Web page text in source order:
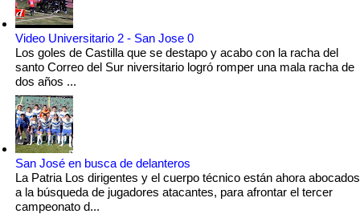
Video Universitario 2 - San Jose 0
Los goles de Castilla que se destapo y acabo con la racha del
santo Correo del Sur niversitario logró romper una mala racha de
dos años ...
San José en busca de delanteros
La Patria Los dirigentes y el cuerpo técnico están ahora abocados
a la búsqueda de jugadores atacantes, para afrontar el tercer
campeonato d...